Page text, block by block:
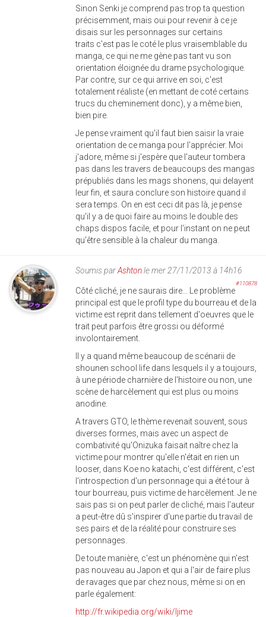
Sinon Senki je comprend pas trop ta question
précisemment, mais oui pour revenir à ce je
disais sur les personnages sur certains
traits c'est pas le coté le plus vraisemblable du
manga, ce qui ne me gène pas tant vu son
orientation éloignée du drame psychologique.
Par contre, sur ce qui arrive en soi, c'est
totalement réaliste (en mettant de coté certains
trucs du cheminement donc), y a même bien,
bien pire.
Je pense vraiment qu'il faut bien saisir la vraie
orientation de ce manga pour l'apprécier. Moi
j'adore, même si j'espère que l'auteur tombera
pas dans les travers de beaucoups des mangas
prépubliés dans les mags shonens, qui delayent
leur fin, et saura conclure son histoire quand il
sera temps. On en est ceci dit pas là, je pense
qu'il y a de quoi faire au moins le double des
chaps dispos facile, et pour l'instant on ne peut
qu'être sensible à la chaleur du manga.
Soumis parAshtonle mer 27/11/2013 à 14h16
#110878
Côté cliché, je ne saurais dire... Le problème
principal est que le profil type du bourreau et de la
victime est reprit dans tellement d'oeuvres que le
trait peut parfois être grossi ou déformé
involontairement.
Il y a quand même beaucoup de scénarii de
shounen school life dans lesquels il y a toujours,
à une période charnière de l'histoire ou non, une
scène de harcèlement qui est plus ou moins
anodine.
A travers GTO, le thème revenait souvent, sous
diverses formes, mais avec un aspect de
combativité qu'Onizuka faisait naître chez la
victime pour montrer qu'elle n'était en rien un
looser, dans Koe no katachi, c'est différent, c'est
l'introspection d'un personnage qui a été tour à
tour bourreau, puis victime de harcèlement. Je ne
sais pas si on peut parler de cliché, mais l'auteur
a peut-être dû s'inspirer d'une partie du travail de
ses pairs et de la réalité pour construire ses
personnages.
De toute manière, c'est un phénomène qui n'est
pas nouveau au Japon et qui a l'air de faire plus
de ravages que par chez nous, même si on en
parle également:
http://fr.wikipedia.org/wiki/Ijime